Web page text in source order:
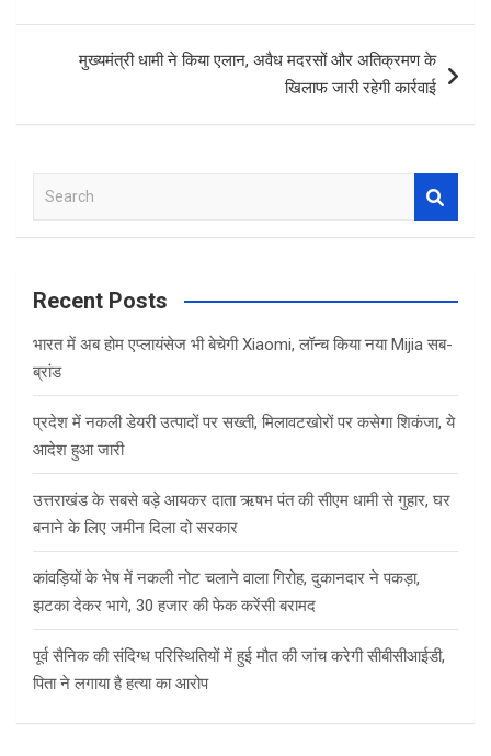
k
p
मुख्यमंत्री धामी ने किया एलान, अवैध मदरसों और अतिक्रमण के
खिलाफ जारी रहेगी कार्रवाई
a
c
Recent Posts
भारत में अब होम एप्लायंसेज भी बेचेगी Xiaomi, लॉन्च किया नया Mijia सब-
ब्रांड
प्रदेश में नकली डेयरी उत्पादों पर सख्ती, मिलावटखोरों पर कसेगा शिकंजा, ये
आदेश हुआ जारी
उत्तराखंड के सबसे बड़े आयकर दाता ऋषभ पंत की सीएम धामी से गुहार, घर
बनाने के लिए जमीन दिला दो सरकार
कांवड़ियों के भेष में नकली नोट चलाने वाला गिरोह, दुकानदार ने पकड़ा,
झटका देकर भागे, 30 हजार की फेक करेंसी बरामद
पूर्व सैनिक की संदिग्ध परिस्थितियों में हुई मौत की जांच करेगी सीबीसीआईडी,
पिता ने लगाया है हत्या का आरोप